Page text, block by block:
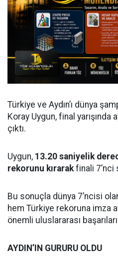
Türkiye ve Aydın’ı dünya
Koray Uygun, final yarışında
çıktı.
Uygun, 13.20 saniyelik
rekorunu kırarakfinali 7’nci
Bu sonuçla dünya 7’ncisi
hem Türkiye rekoruna imza
önemli uluslararası
AYDIN’IN GURURU OLDU